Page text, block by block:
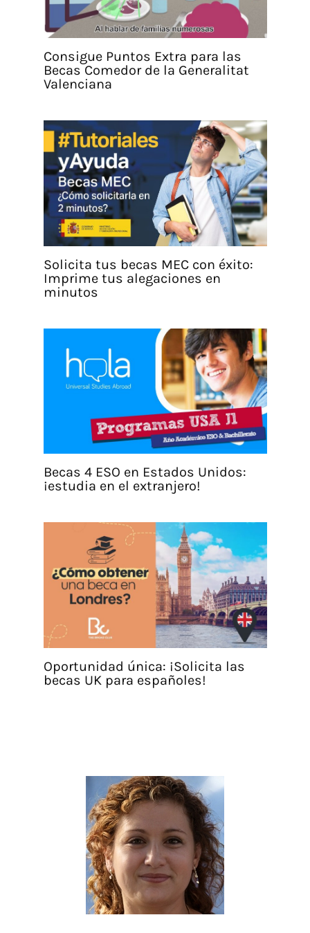
Consigue Puntos Extra para las
Becas Comedor de la Generalitat
Valenciana
Solicita tus becas MEC con éxito:
Imprime tus alegaciones en
minutos
Becas 4 ESO en Estados Unidos:
¡estudia en el extranjero!
Oportunidad única: ¡Solicita las
becas UK para españoles!